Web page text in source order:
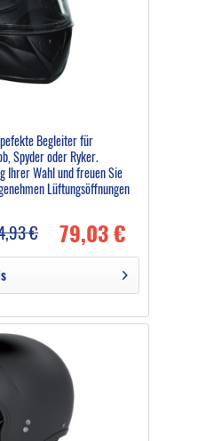
Begleiter für
Spyder oder Ryker.
Ihrer Wahl und freuen Sie
Lüftungsöffnungen
79,03 €
€